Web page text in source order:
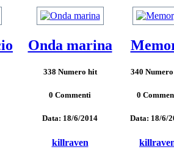
Onda marina
338 Numero hit
0 Commenti
Data: 18/6/2014
killraven
340
0
Data: 18/6/